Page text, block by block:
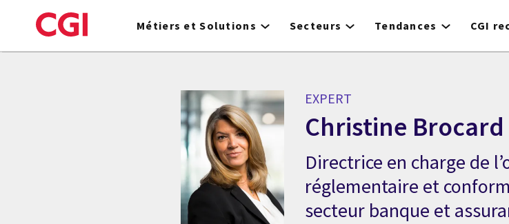
to
Métiers et Solutions Secteurs Tendances CGI
EXPERT
Christine Brocard
Expert Christine Brocard
Directrice en charge de
réglementaire et
secteur banque et